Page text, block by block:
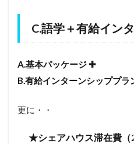
C.語学＋有給イン
A.基本パッケージ ✚
B.有給インターンシッププラ
更に・・
★シェアハウス滞在費（